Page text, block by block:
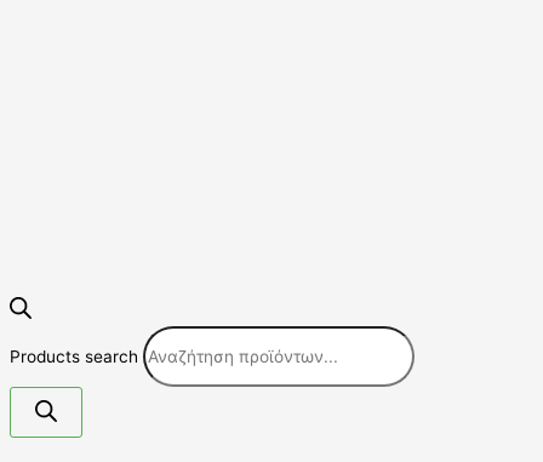
Products search